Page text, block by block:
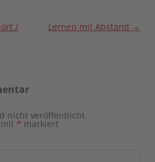
/
Lernen mit Abstand →
nicht veröffentlicht.
* markiert